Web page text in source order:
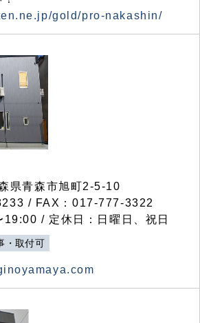
gold/pro-nakashin/
県青森市旭町2-5-10
/ FAX：017-777-3322
/ 定休日：日曜日、祝日
・取付可